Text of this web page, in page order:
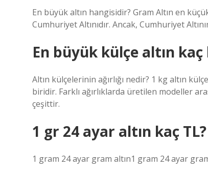
En büyük altın hangisidir? Gram Altın en
Cumhuriyet Altınıdır. Ancak, Cumhuriyet
En büyük külçe altın
Altın külçelerinin ağırlığı nedir? 1 kg altın
biridir. Farklı ağırlıklarda üretilen modeller
çeşittir.
1 gr 24 ayar altın kaç TL?
1 gram 24 ayar gram altın1 gram 24 ayar